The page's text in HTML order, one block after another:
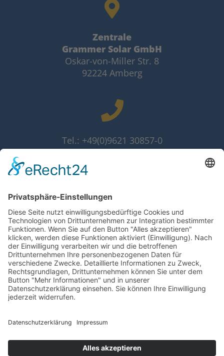
Zentrale
Grammer Solar GmbH
Oskar-von-Miller Str. 8
92224 Amberg
Tel.: +49(0)9621 30857-0
Fax: +49(0)9621 30857-10
info@grammer-solar.de
www.grammer-solar.com
Datenschutzerklärung
AGB